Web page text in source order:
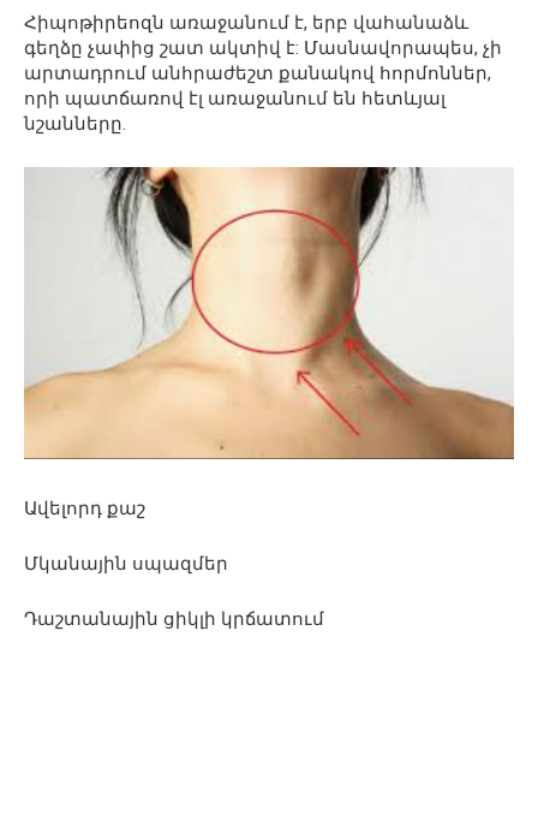
Հիպոթիրեոզն առաջանում է, երբ վահանաձև
գեղձը չափից շատ ակտիվ է: Մասնավորապես, չի
արտադրում անհրաժեշտ քանակով հորմոններ,
որի պատճառով էլ առաջանում են հետևյալ
նշանները.
Ավելորդ քաշ
Մկանային սպազմեր
Դաշտանային ցիկլի կրճատում